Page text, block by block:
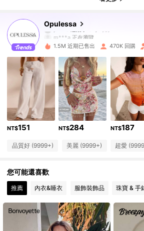
Opulessa
4.84
m***a 正在瀏覽
4.84
570K 追蹤者
4.84 570K 追蹤者
4.84 570K 追蹤者
4.84 570K 追蹤者
4.84 570K 追蹤者
4.84 570K 追蹤者
1.5M 近期已售出 470K 回購
NT$151 NT$284 NT$187
品質好 (9999+) 美麗 (9999+) 超愛
您可能還喜歡
推薦 內衣&睡衣 服飾裝飾品 珠寶 & 手